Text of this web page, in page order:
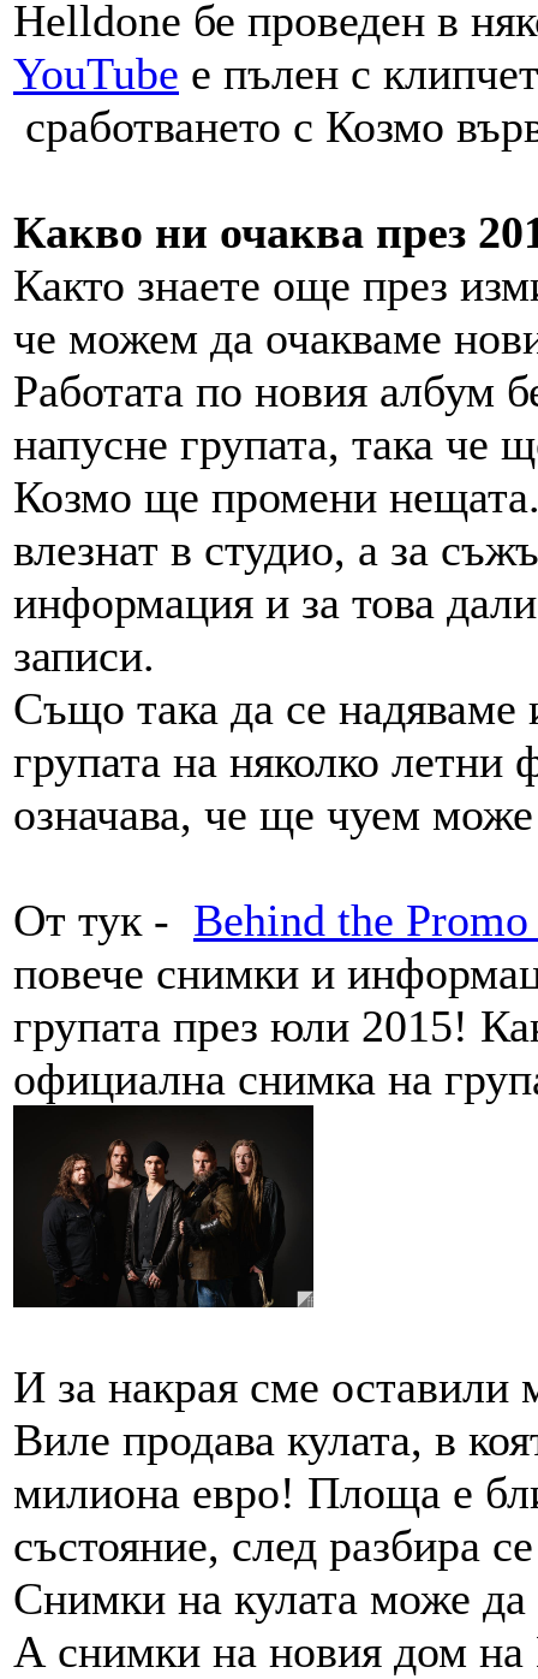
Helldone бе проведен в
YouTube e пълен с
сработването с Козмо
Какво ни очаква през
Както знаете още през
че можем да очакваме
Работата по новия албум
напусне групата, така че
Козмо ще промени
влезнат в студио, а за
информация и за това
записи.
Също така да се
групата на няколко летни
означава, че ще чуем
От тук - Behind the
повече снимки и
групата през юли 2015!
официална снимка на
И за накрая сме оставили
Виле продава кулата, в
милиона евро! Площа е
състояние, след разбира
Снимки на кулата може
А снимки на новия дом